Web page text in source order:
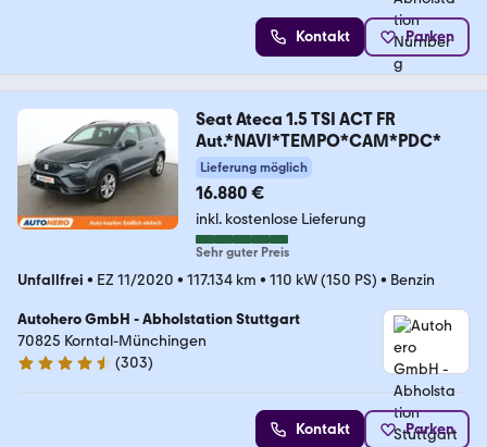
Kontakt Parken
Seat Ateca 1.5 TSI ACT FR
Aut.*NAVI*TEMPO*CAM*PDC*
Lieferung möglich
16.880 €
inkl. kostenlose Lieferung
Sehr guter Preis
Unfallfrei • EZ 11/2020 • 117.134 km • 110 kW (150 PS) • Benzin
Autohero GmbH - Abholstation Stuttgart
70825 Korntal-Münchingen
4.4 Sterne
(303)
Kontakt Parken